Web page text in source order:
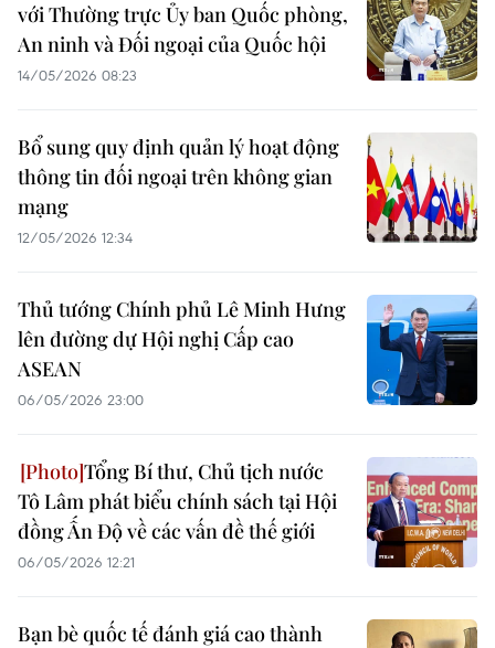
với Thường trực Ủy ban Quốc phòng,
An ninh và Đối ngoại của Quốc hội
14/05/2026 08:23
Bổ sung quy định quản lý hoạt động
thông tin đối ngoại trên không gian
mạng
12/05/2026 12:34
Thủ tướng Chính phủ Lê Minh Hưng
lên đường dự Hội nghị Cấp cao
ASEAN
06/05/2026 23:00
Tổng Bí thư, Chủ tịch nước
Tô Lâm phát biểu chính sách tại Hội
đồng Ấn Độ về các vấn đề thế giới
06/05/2026 12:21
Bạn bè quốc tế đánh giá cao thành